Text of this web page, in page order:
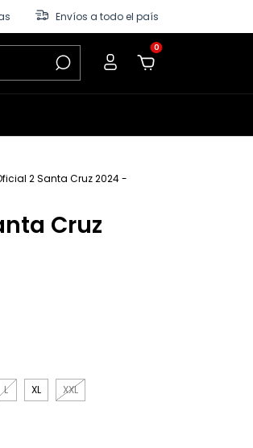
Envíos a todo el país
0
2 Santa Cruz 2024 -
Cruz
L XL XXL